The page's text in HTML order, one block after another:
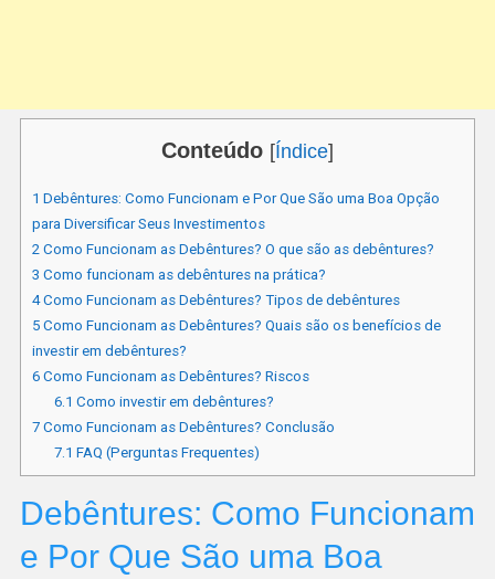
Conteúdo [Índice]
1 Debêntures: Como Funcionam e Por Que São uma Boa Opção
para Diversificar Seus Investimentos
2 Como Funcionam as Debêntures? O que são as debêntures?
3 Como funcionam as debêntures na prática?
4Como Funcionam as Debêntures? Tipos de debêntures
5Como Funcionam as Debêntures? Quais são os benefícios de
investir em debêntures?
6Como Funcionam as Debêntures? Riscos
6.1 Como investir em debêntures?
7Como Funcionam as Debêntures? Conclusão
7.1 FAQ (Perguntas Frequentes)
Debêntures: Como Funcionam
e Por Que São uma Boa